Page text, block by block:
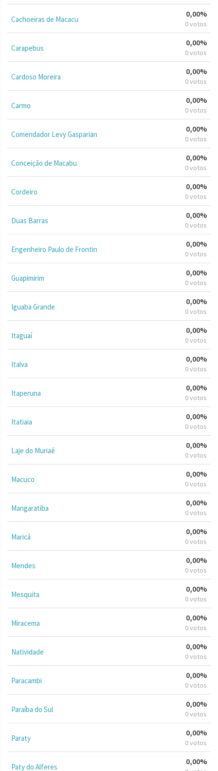
Cachoeiras de Macacu
0,00%
0 votos
Carapebus
0,00%
0 votos
Cardoso Moreira
0,00%
0 votos
Carmo
0,00%
0 votos
Comendador Levy Gasparian
0,00%
0 votos
Conceição de Macabu
0,00%
0 votos
Cordeiro
0,00%
0 votos
Duas Barras
0,00%
0 votos
Engenheiro Paulo de Frontin
0,00%
0 votos
Guapimirim
0,00%
0 votos
Iguaba Grande
0,00%
0 votos
Itaguaí
0,00%
0 votos
Italva
0,00%
0 votos
Itaperuna
0,00%
0 votos
Itatiaia
0,00%
0 votos
Laje do Muriaé
0,00%
0 votos
Macuco
0,00%
0 votos
Mangaratiba
0,00%
0 votos
Maricá
0,00%
0 votos
Mendes
0,00%
0 votos
Mesquita
0,00%
0 votos
Miracema
0,00%
0 votos
Natividade
0,00%
0 votos
Paracambi
0,00%
0 votos
Paraíba do Sul
0,00%
0 votos
Paraty
0,00%
0 votos
Paty do Alferes
0,00%